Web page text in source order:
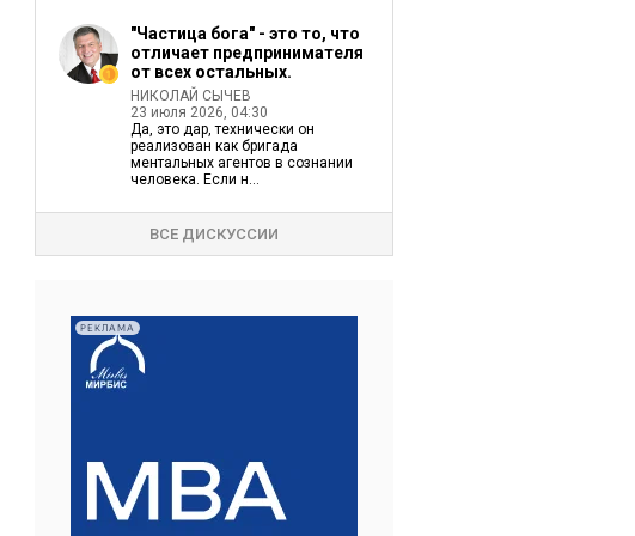
"Частица бога" - это то, что
отличает предпринимателя
от всех остальных.
НИКОЛАЙ СЫЧЕВ
23 июля 2026, 04:30
Да, это дар, технически он
реализован как бригада
ментальных агентов в сознании
человека. Если н...
ВСЕ ДИСКУССИИ
РЕКЛАМА